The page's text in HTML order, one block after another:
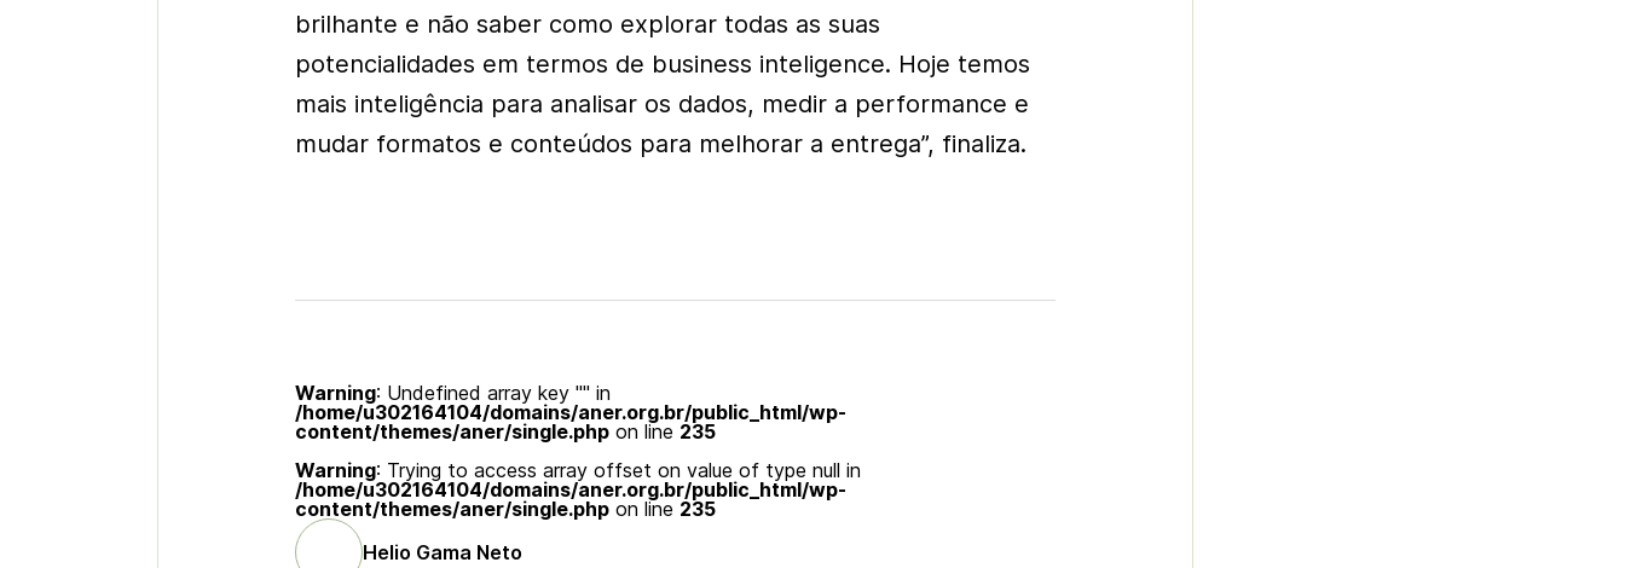
brilhante e não saber como explorar todas as suas
potencialidades em termos de business inteligence. Hoje temos
mais inteligência para analisar os dados, medir a performance e
mudar formatos e conteúdos para melhorar a entrega”, finaliza.
Warning: Undefined array key "" in
/home/u302164104/domains/aner.org.br/public_html/wp-
content/themes/aner/single.php on line 235
Warning: Trying to access array offset on value of type null in
/home/u302164104/domains/aner.org.br/public_html/wp-
content/themes/aner/single.php on line 235
Helio Gama Neto